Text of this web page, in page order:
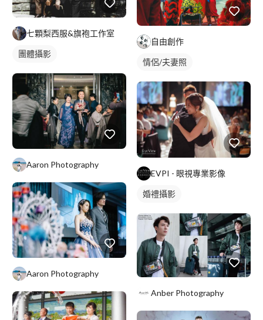
七顆梨西服&旗袍工作室
團體攝影
Aaron Photography
Aaron Photography
自由創作
情侶/夫妻照
EVPI - 眼視專業影像
婚禮攝影
Anber Photography